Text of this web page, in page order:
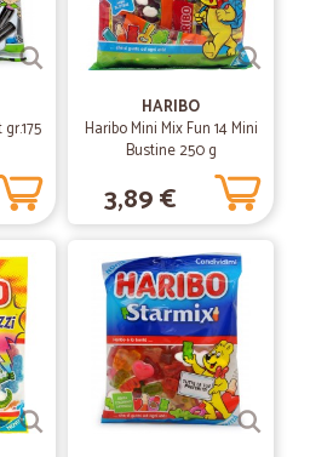
ordinare è semplicissimo, la varietà e la
la comunicazione con il personale
velocissima.
affidabile.
Grazie mille.
25/06/2020
A.
tra cui ciliegie albicocche ecc prodotti per
dove tutto è difficile e devo dire che
prezzo ottimo consegna veloce e ben
HARIBO
Haribo Mini Mix Fun 14 Mini
Bustine 250 g
3,89 €